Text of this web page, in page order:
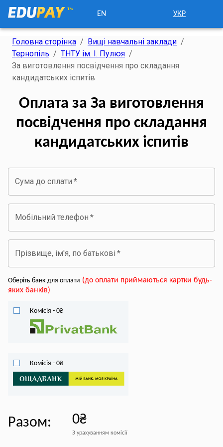
EN УКР
Головна сторінка / Вищі навчальні заклади /
Тернопіль / ТНТУ ім. І. Пулюя /
За виготовлення посвідчення про складання
кандидатських іспитів
Оплата за За виготовлення
посвідчення про складання
кандидатських іспитів
Сума до сплати *
Мобільний телефон *
Прізвище, ім'я, по батькові *
Оберіть банк для оплати (до оплати приймаються картки будь-
яких банків)
Комісія - 0₴
Комісія - 0₴
Разом: 0₴
З урахуванням комісії